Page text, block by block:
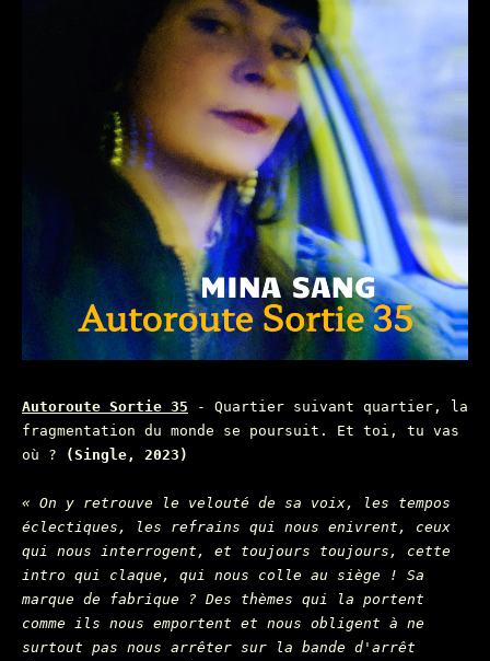
Autoroute Sortie 35
- Quartier suivant quartier, la
fragmentation du monde se poursuit. Et toi, tu vas
où ? (Single, 2023)
« On y retrouve le velouté de sa voix, les tempos
éclectiques, les refrains qui nous enivrent, ceux
qui nous interrogent, et toujours toujours, cette
intro qui claque, qui nous colle au siège ! Sa
marque de fabrique ? Des thèmes qui la portent
comme ils nous emportent et nous obligent à ne
surtout pas nous arrêter sur la bande d'arrêt